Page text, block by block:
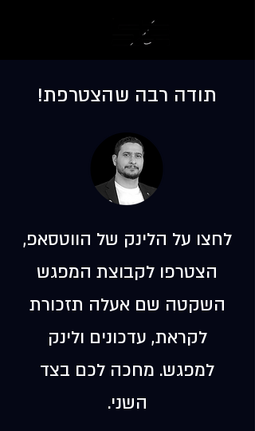
תודה רבה שהצטרפת!
לחצו על הלינק של הווטסאפ,
הצטרפו לקבוצת המפגש
השקטה שם אעלה תזכורת
לקראת, עדכונים ולינק
למפגש. מחכה לכם בצד
השני.